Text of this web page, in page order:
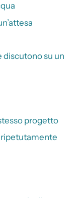
discutono su un
progetto
ripetutamente